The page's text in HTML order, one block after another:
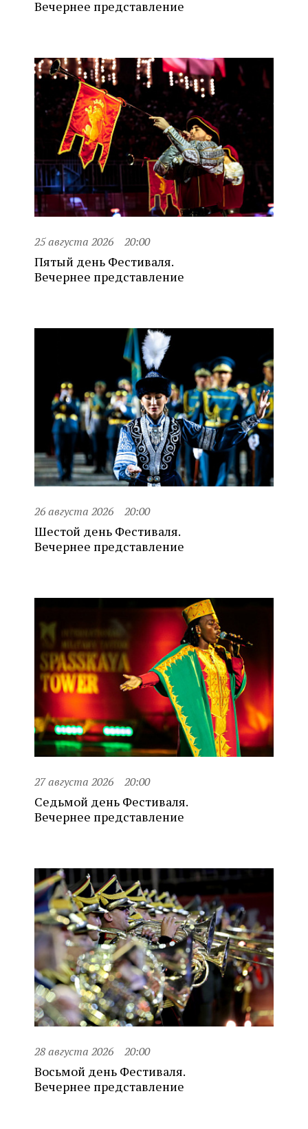
Вечернее представление
25 августа 2026 20:00
Пятый день Фестиваля.
Вечернее представление
26 августа 2026 20:00
Шестой день Фестиваля.
Вечернее представление
27 августа 2026 20:00
Седьмой день Фестиваля.
Вечернее представление
28 августа 2026 20:00
Восьмой день Фестиваля.
Вечернее представление